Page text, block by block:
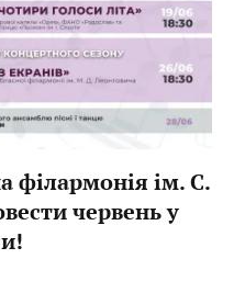
філармонія ім. С.
червень у